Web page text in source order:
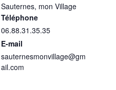
Sauternes, mon Village
Téléphone
06.88.31.35.35
E-mail
sauternesmonvillage@gm
ail.com